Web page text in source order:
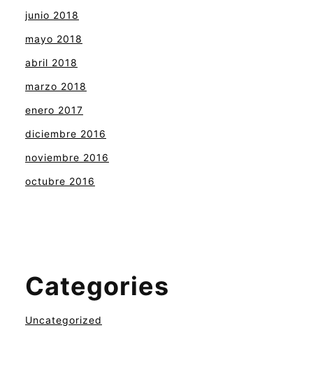
junio 2018
mayo 2018
abril 2018
marzo 2018
enero 2017
diciembre 2016
noviembre 2016
octubre 2016
Categories
Uncategorized